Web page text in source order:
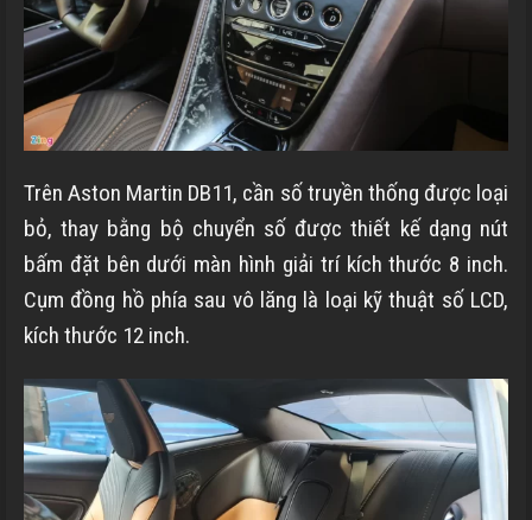
Trên Aston Martin DB11, cần số truyền thống được loại
bỏ, thay bằng bộ chuyển số được thiết kế dạng nút
bấm đặt bên dưới màn hình giải trí kích thước 8 inch.
Cụm đồng hồ phía sau vô lăng là loại kỹ thuật số LCD,
kích thước 12 inch.